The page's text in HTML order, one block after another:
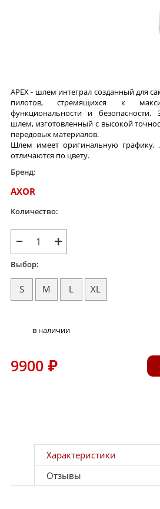
APEX - шлем интеграл созданный для
пилотов, стремящихся к
функциональности и безопасности.
шлем, изготовленный с высокой
передовых материалов.
Шлем имеет оригинальную графику,
отличаются по цвету.
Бренд:
AXOR
Количество:
− +
Выбор:
S M L XL
в наличии
9900 ₽
Характеристики
Отзывы